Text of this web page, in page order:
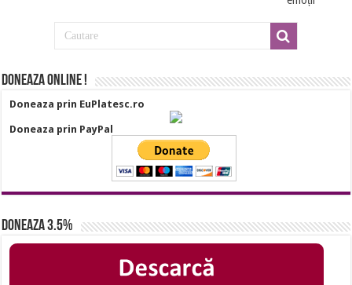
Doneaza online !
Doneaza prin EuPlatesc.ro
Doneaza prin PayPal
Doneaza 3.5%